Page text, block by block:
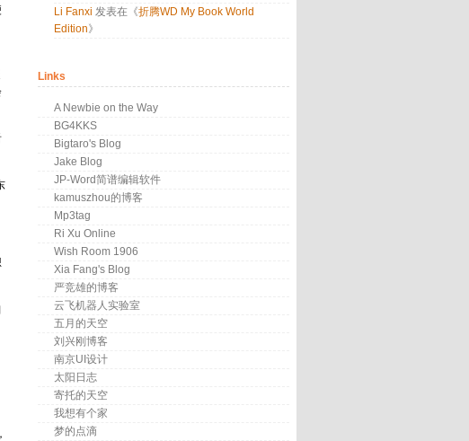
Li Fanxi 发表在《折腾WD My Book World
Edition》
Links
A Newbie on the Way
BG4KKS
Bigtaro's Blog
Jake Blog
JP-Word简谱编辑软件
kamuszhou的博客
Mp3tag
Ri Xu Online
Wish Room 1906
Xia Fang's Blog
严竞雄的博客
云飞机器人实验室
五月的天空
刘兴刚博客
南京UI设计
太阳日志
寄托的天空
我想有个家
梦的点滴